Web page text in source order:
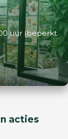
uur (beperkt
acties